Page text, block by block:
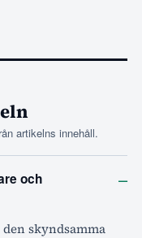
artikelns innehåll.
och
–
skyndsamma